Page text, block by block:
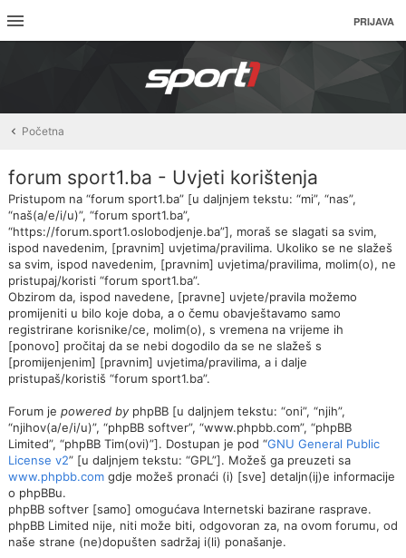
PRIJAVA
Početna
forum sport1.ba - Uvjeti korištenja
Pristupom na “forum sport1.ba” [u daljnjem tekstu: “mi”, “nas”,
“naš(a/e/i/u)”, “forum sport1.ba”,
“https://forum.sport1.oslobodjenje.ba”], moraš se slagati sa svim,
ispod navedenim, [pravnim] uvjetima/pravilima. Ukoliko se ne slažeš
sa svim, ispod navedenim, [pravnim] uvjetima/pravilima, molim(o), ne
pristupaj/koristi “forum sport1.ba”.
Obzirom da, ispod navedene, [pravne] uvjete/pravila možemo
promijeniti u bilo koje doba, a o čemu obavještavamo samo
registrirane korisnike/ce, molim(o), s vremena na vrijeme ih
[ponovo] pročitaj da se nebi dogodilo da se ne slažeš s
[promijenjenim] [pravnim] uvjetima/pravilima, a i dalje
pristupaš/koristiš “forum sport1.ba”.
Forum je powered by phpBB [u daljnjem tekstu: “oni”, “njih”,
“njihov(a/e/i/u)”, “phpBB softver”, “www.phpbb.com”, “phpBB
Limited”, “phpBB Tim(ovi)”]. Dostupan je pod “GNU General Public
License v2” [u daljnjem tekstu: “GPL”]. Možeš ga preuzeti sa
www.phpbb.com gdje možeš pronaći (i) [sve] detaljn(ij)e informacije
o phpBBu.
phpBB softver [samo] omogućava Internetski bazirane rasprave.
phpBB Limited nije, niti može biti, odgovoran za, na ovom forumu, od
naše strane (ne)dopušten sadržaj i(li) ponašanje.